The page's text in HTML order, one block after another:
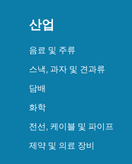
산업
음료 및 주류
스낵, 과자 및 견과류
담배
화학
전선, 케이블 및 파이프
제약 및 의료 장비